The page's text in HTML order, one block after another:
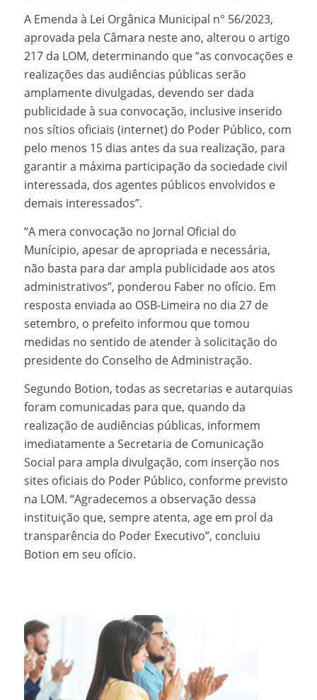
A Emenda à Lei Orgânica Municipal n° 56/2023,
aprovada pela Câmara neste ano, alterou o artigo
217 da LOM, determinando que “as convocações e
realizações das audiências públicas serão
amplamente divulgadas, devendo ser dada
publicidade à sua convocação, inclusive inserido
nos sítios oficiais (internet) do Poder Público, com
pelo menos 15 dias antes da sua realização, para
garantir a máxima participação da sociedade civil
interessada, dos agentes públicos envolvidos e
demais interessados”.
“A mera convocação no Jornal Oficial do
Munícipio, apesar de apropriada e necessária,
não basta para dar ampla publicidade aos atos
administrativos”, ponderou Faber no ofício. Em
resposta enviada ao OSB-Limeira no dia 27 de
setembro, o prefeito informou que tomou
medidas no sentido de atender à solicitação do
presidente do Conselho de Administração.
Segundo Botion, todas as secretarias e autarquias
foram comunicadas para que, quando da
realização de audiências públicas, informem
imediatamente a Secretaria de Comunicação
Social para ampla divulgação, com inserção nos
sites oficiais do Poder Público, conforme previsto
na LOM. “Agradecemos a observação dessa
instituição que, sempre atenta, age em prol da
transparência do Poder Executivo”, concluiu
Botion em seu ofício.